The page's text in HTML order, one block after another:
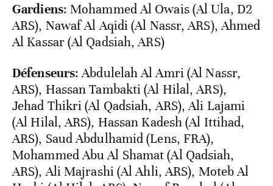
Gardiens: Mohammed Al Owais (Al Ula, D2
ARS), Nawaf Al Aqidi (Al Nassr, ARS), Ahmed
Al Kassar (Al Qadsiah, ARS)
Défenseurs: Abdulelah Al Amri (Al Nassr,
ARS), Hassan Tambakti (Al Hilal, ARS),
Jehad Thikri (Al Qadsiah, ARS), Ali Lajami
(Al Hilal, ARS), Hassan Kadesh (Al Ittihad,
ARS), Saud Abdulhamid (Lens, FRA),
Mohammed Abu Al Shamat (Al Qadsiah,
ARS), Ali Majrashi (Al Ahli, ARS), Moteb Al